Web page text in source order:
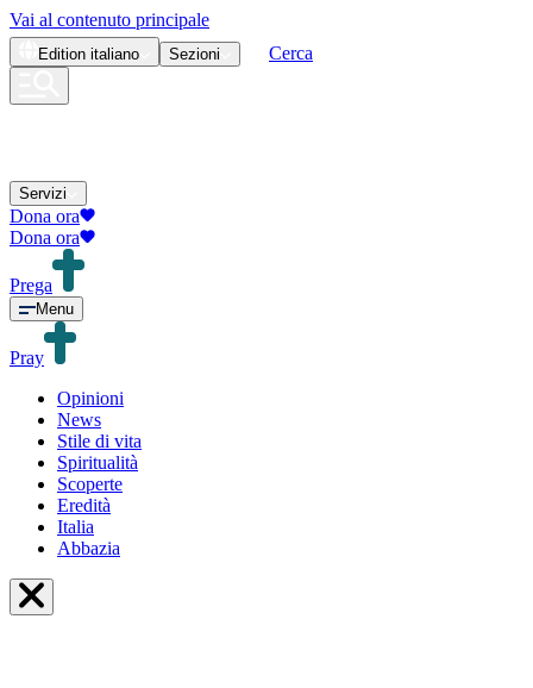
Vai al contenuto principale
Edition italiano Sezioni Cerca
Servizi
Dona ora
Dona ora
Prega
Menu
Pray
Opinioni
News
Stile di vita
Spiritualità
Scoperte
Eredità
Italia
Abbazia